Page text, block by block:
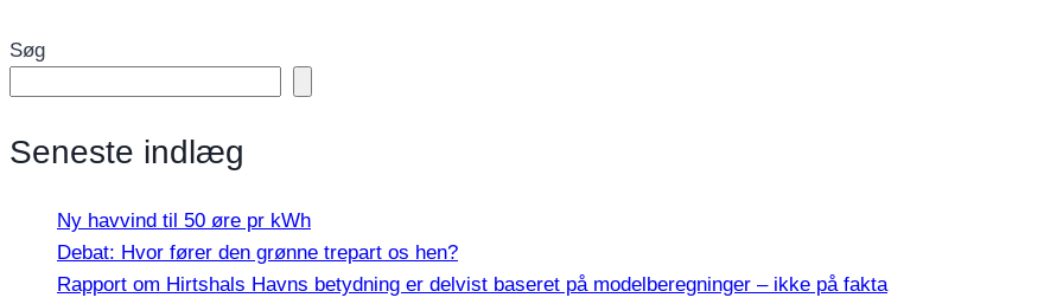
Søg
Seneste indlæg
Ny havvind til 50 øre pr kWh
Debat: Hvor fører den grønne trepart os hen?
Rapport om Hirtshals Havns betydning er delvist baseret på modelberegninger – ikke på fakta